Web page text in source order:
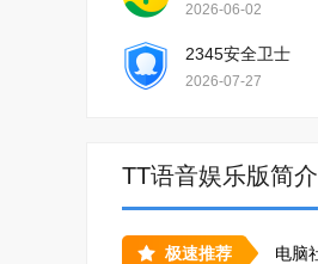
2026-06-02
2345安全卫士
2026-07-27
TT语音娱乐版简介
极速推荐